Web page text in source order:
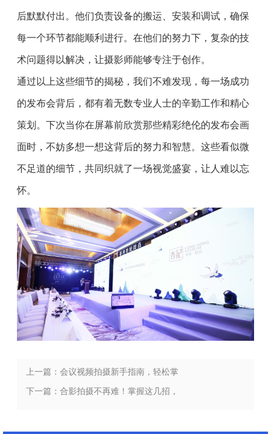
后默默付出。他们负责设备的搬运、安装和调试，确保
每一个环节都能顺利进行。在他们的努力下，复杂的技
术问题得以解决，让摄影师能够专注于创作。
通过以上这些细节的揭秘，我们不难发现，每一场成功
的发布会背后，都有着无数专业人士的辛勤工作和精心
策划。下次当你在屏幕前欣赏那些精彩绝伦的发布会画
面时，不妨多想一想这背后的努力和智慧。这些看似微
不足道的细节，共同织就了一场视觉盛宴，让人难以忘
怀。
上一篇：会议视频拍摄新手指南，轻松掌
握关键技术与步骤
下一篇：合影拍摄不再难！掌握这几招，